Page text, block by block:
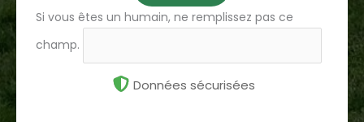
Si vous êtes un humain, ne remplissez pas ce
champ.
Données sécurisées